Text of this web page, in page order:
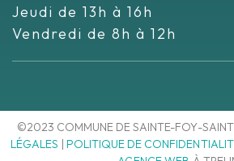
Jeudi de 13h à 16h
Vendredi de 8h à 12h
©2023 COMMUNE DE SAINTE-FOY-
LÉGALES |POLITIQUE DE